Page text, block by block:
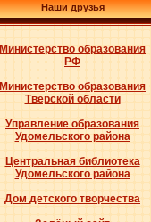
Наши друзья
Министерство образования
РФ
Министерство образования
Тверской области
Управление образования
Удомельского района
Центральная библиотека
Удомельского района
Дом детского творчества